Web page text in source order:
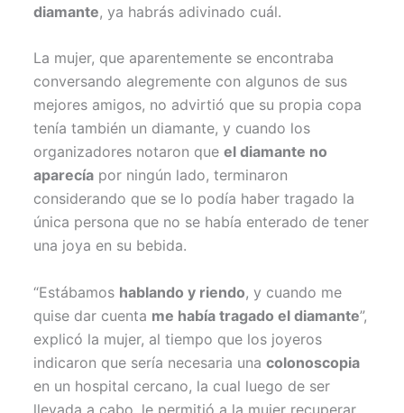
diamante, ya habrás adivinado cuál.
La mujer, que aparentemente se encontraba
conversando alegremente con algunos de sus
mejores amigos, no advirtió que su propia copa
tenía también un diamante, y cuando los
organizadores notaron queel diamante no
aparecía por ningún lado, terminaron
considerando que se lo podía haber tragado la
única persona que no se había enterado de tener
una joya en su bebida.
“Estábamos hablando y riendo, y cuando me
quise dar cuenta me había tragado el diamante”,
explicó la mujer, al tiempo que los joyeros
indicaron que sería necesaria unacolonoscopia
en un hospital cercano, la cual luego de ser
llevada a cabo, le permitió a la mujer recuperar